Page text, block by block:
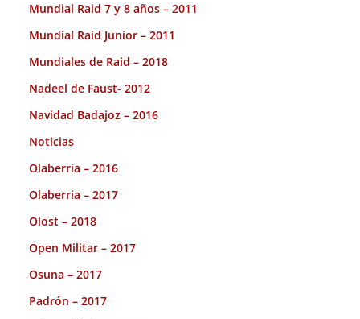
Mundial Raid 7 y 8 años – 2011
Mundial Raid Junior – 2011
Mundiales de Raid – 2018
Nadeel de Faust- 2012
Navidad Badajoz – 2016
Noticias
Olaberria – 2016
Olaberria – 2017
Olost – 2018
Open Militar – 2017
Osuna – 2017
Padrón – 2017